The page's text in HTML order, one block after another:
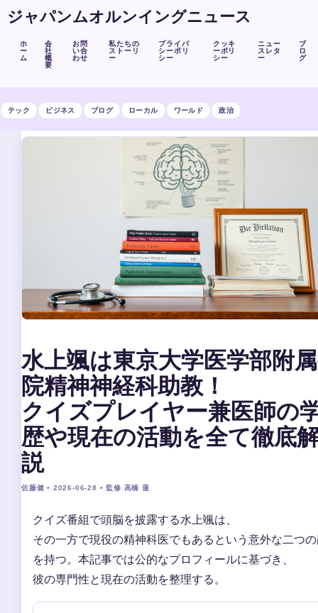
ジャパンムオルンイングニュース
ホ
ー
ム
会
社
概
要
お問
い合
わせ
私たちの
ストーリ
ー
プライバ
シーポリ
シー
クッキ
ーポリ
シー
ニュー
スレタ
ー
ブ
ロ
グ
テック ビジネス ブログ ローカル ワールド 政治
水上颯は東京大学医学部附
院精神神経科助教！
クイズプレイヤー兼医師の
歴や現在の活動を全て徹底
説
佐藤健 • 2026-06-28 • 監修 高橋 蓮
クイズ番組で頭脳を披露する水上颯は、
その一方で現役の精神科医でもあるという意外な二つ
を持つ。本記事では公的なプロフィールに基づき、
彼の専門性と現在の活動を整理する。